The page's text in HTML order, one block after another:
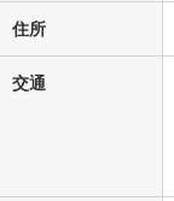
住所
交通